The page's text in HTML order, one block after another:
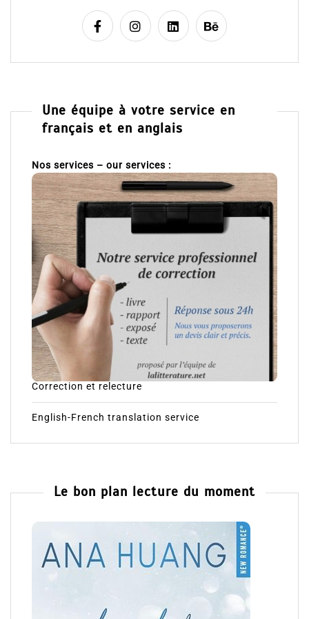
Une équipe à votre service en
français et en anglais
Nos services – our services :
Correction et relecture
English-French translation service
Le bon plan lecture du moment